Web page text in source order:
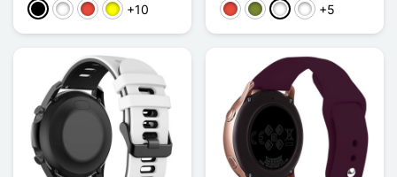
ZwartWit RoodGeel+10 RoodKhakiRose Clair
Vert Clair
+5